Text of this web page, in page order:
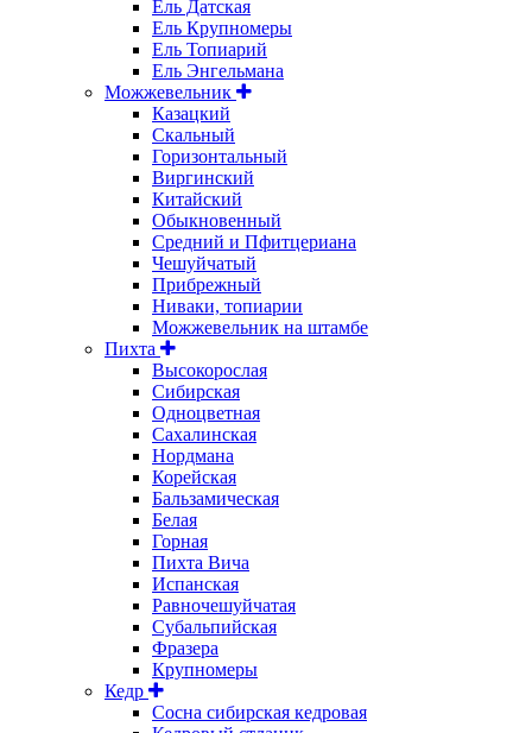
Ель Датская
Ель Крупномеры
Ель Топиарий
Ель Энгельмана
Можжевельник
Казацкий
Скальный
Горизонтальный
Виргинский
Китайский
Обыкновенный
Средний и Пфитцериана
Чешуйчатый
Прибрежный
Ниваки, топиарии
Можжевельник на штамбе
Пихта
Высокорослая
Сибирская
Одноцветная
Сахалинская
Нордмана
Корейская
Бальзамическая
Белая
Горная
Пихта Вича
Испанская
Равночешуйчатая
Субальпийская
Фразера
Крупномеры
Кедр
Сосна сибирская кедровая